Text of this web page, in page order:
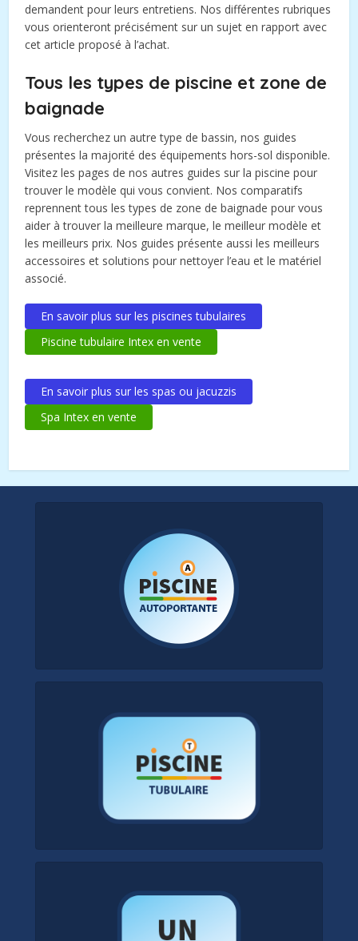
demandent pour leurs entretiens. Nos différentes rubriques
vous orienteront précisément sur un sujet en rapport avec
cet article proposé à l’achat.
Tous les types de piscine et zone de
baignade
Vous recherchez un autre type de bassin, nos guides
présentes la majorité des équipements hors-sol disponible.
Visitez les pages de nos autres guides sur la piscine pour
trouver le modèle qui vous convient. Nos comparatifs
reprennent tous les types de zone de baignade pour vous
aider à trouver la meilleure marque, le meilleur modèle et
les meilleurs prix. Nos guides présente aussi les meilleurs
accessoires et solutions pour nettoyer l’eau et le matériel
associé.
En savoir plus sur les piscines tubulaires
Piscine tubulaire Intex en vente
En savoir plus sur les spas ou jacuzzis
Spa Intex en vente